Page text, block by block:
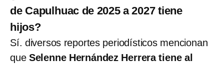
de Capulhuac de 2025 a 2027 tiene
hijos?
Sí. diversos reportes periodísticos mencionan
queSelenne Hernández Herrera tiene al